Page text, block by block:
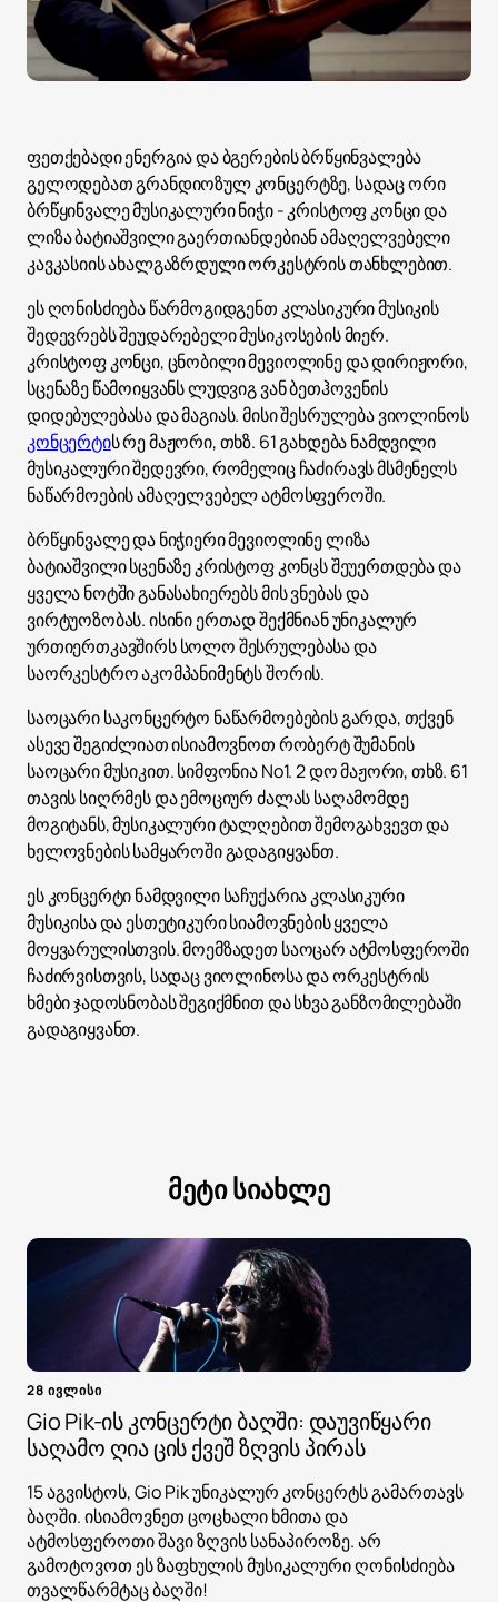
ფეთქებადი ენერგია და ბგერების ბრწყინვალება
გელოდებათ გრანდიოზულ კონცერტზე, სადაც ორი
ბრწყინვალე მუსიკალური ნიჭი - კრისტოფ კონცი და
ლიზა ბატიაშვილი გაერთიანდებიან ამაღელვებელი
კავკასიის ახალგაზრდული ორკესტრის თანხლებით.
ეს ღონისძიება წარმოგიდგენთ კლასიკური მუსიკის
შედევრებს შეუდარებელი მუსიკოსების მიერ.
კრისტოფ კონცი, ცნობილი მევიოლინე და დირიჟორი,
სცენაზე წამოიყვანს ლუდვიგ ვან ბეთჰოვენის
დიდებულებასა და მაგიას. მისი შესრულება ვიოლინოს
კონცერტის რე მაჟორი, თხზ. 61 გახდება ნამდვილი
მუსიკალური შედევრი, რომელიც ჩაძირავს მსმენელს
ნაწარმოების ამაღელვებელ ატმოსფეროში.
ბრწყინვალე და ნიჭიერი მევიოლინე ლიზა
ბატიაშვილი სცენაზე კრისტოფ კონცს შეუერთდება და
ყველა ნოტში განასახიერებს მის ვნებას და
ვირტუოზობას. ისინი ერთად შექმნიან უნიკალურ
ურთიერთკავშირს სოლო შესრულებასა და
საორკესტრო აკომპანიმენტს შორის.
საოცარი საკონცერტო ნაწარმოებების გარდა, თქვენ
ასევე შეგიძლიათ ისიამოვნოთ რობერტ შუმანის
საოცარი მუსიკით. სიმფონია No1. 2 დო მაჟორი, თხზ. 61
თავის სიღრმეს და ემოციურ ძალას საღამომდე
მოგიტანს, მუსიკალური ტალღებით შემოგახვევთ და
ხელოვნების სამყაროში გადაგიყვანთ.
ეს კონცერტი ნამდვილი საჩუქარია კლასიკური
მუსიკისა და ესთეტიკური სიამოვნების ყველა
მოყვარულისთვის. მოემზადეთ საოცარ ატმოსფეროში
ჩაძირვისთვის, სადაც ვიოლინოსა და ორკესტრის
ხმები ჯადოსნობას შეგიქმნით და სხვა განზომილებაში
გადაგიყვანთ.
მეტი სიახლე
28 ივლისი
Gio Pik-ის კონცერტი ბაღში: დაუვიწყარი
საღამო ღია ცის ქვეშ ზღვის პირას
15 აგვისტოს, Gio Pik უნიკალურ კონცერტს გამართავს
ბაღში. ისიამოვნეთ ცოცხალი ხმითა და
ატმოსფეროთი შავი ზღვის სანაპიროზე. არ
გამოტოვოთ ეს ზაფხულის მუსიკალური ღონისძიება
თვალწარმტაც ბაღში!